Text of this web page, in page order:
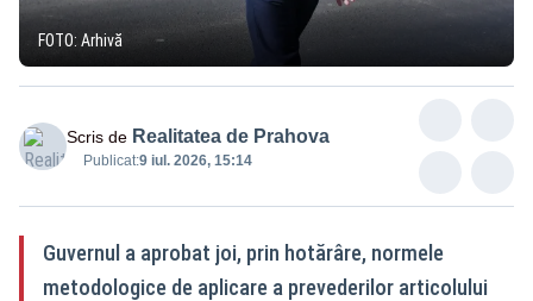
FOTO: Arhivă
Scris de Realitatea de Prahova
Publicat:9 iul. 2026, 15:14
Guvernul a aprobat joi, prin hotărâre, normele
metodologice de aplicare a prevederilor articolului